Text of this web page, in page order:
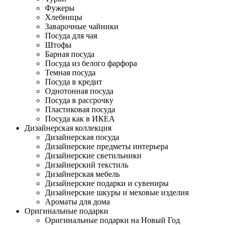
Фужеры
Хлебницы
Заварочные чайники
Посуда для чая
Штофы
Барная посуда
Посуда из белого фарфора
Темная посуда
Посуда в кредит
Однотонная посуда
Посуда в рассрочку
Пластиковая посуда
Посуда как в ИКЕА
Дизайнерская коллекция
Дизайнерская посуда
Дизайнерские предметы интерьера
Дизайнерские светильники
Дизайнерский текстиль
Дизайнерская мебель
Дизайнерские подарки и сувениры
Дизайнерские шкуры и меховые изделия
Ароматы для дома
Оригинальные подарки
Оригинальные подарки на Новый Год